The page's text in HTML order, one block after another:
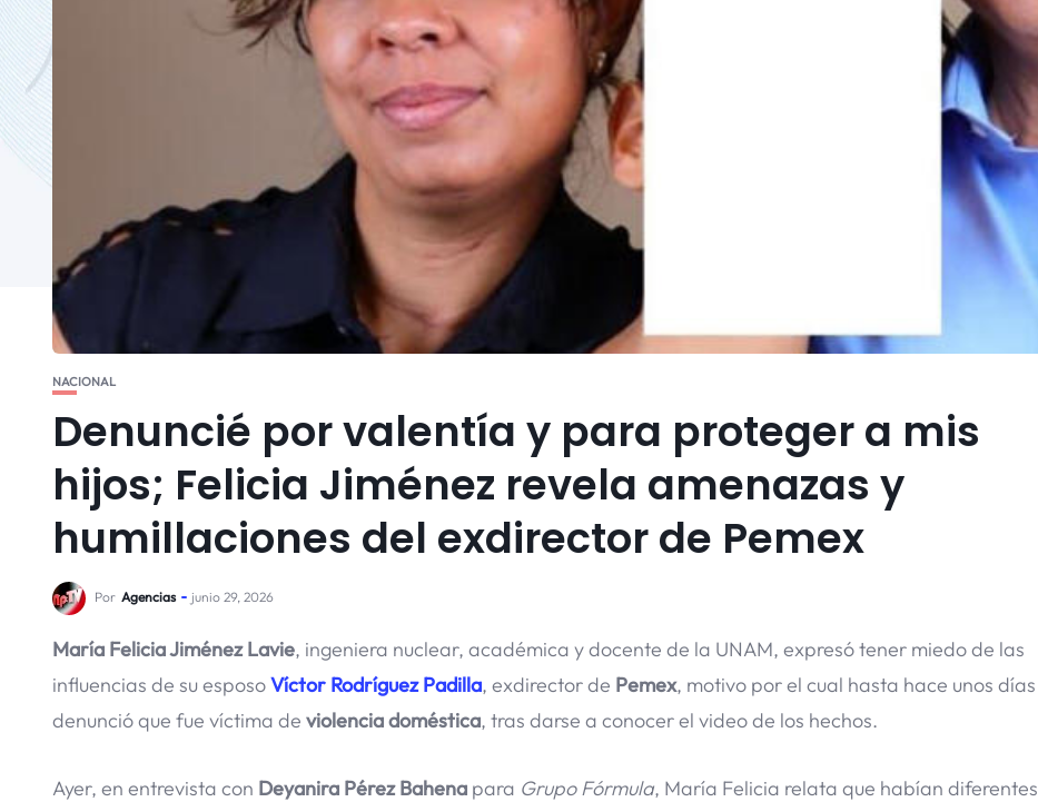
NACIONAL
Denuncié por valentía y para proteger a mis
hijos; Felicia Jiménez revela amenazas y
humillaciones del exdirector de Pemex
Por Agencias junio 29, 2026
María Felicia Jiménez Lavie, ingeniera nuclear, académica y docente de la UNAM, expresó tener miedo de las
influencias de su esposoVíctor Rodríguez Padilla, exdirector de Pemex, motivo por el cual hasta hace unos días
denunció que fue víctima de violencia doméstica, tras darse a conocer el video de los hechos.
Ayer, en entrevista con Deyanira Pérez Bahena para Grupo Fórmula, María Felicia relata que habían diferentes